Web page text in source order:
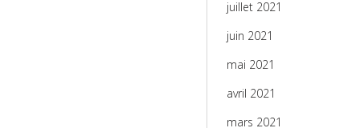
juillet 2021
juin 2021
mai 2021
avril 2021
mars 2021